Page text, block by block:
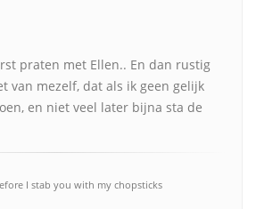
praten met Ellen.. En dan rustig
van mezelf, dat als ik geen gelijk
en niet veel later bijna sta de
I stab you with my chopsticks